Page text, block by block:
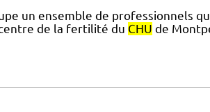
un ensemble de professionnels
de la fertilité du CHU de